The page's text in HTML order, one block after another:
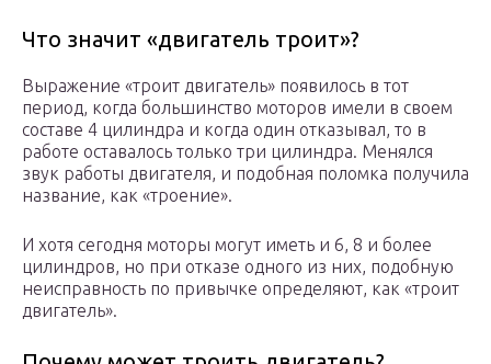
Что значит «двигатель троит»?
Выражение «троит двигатель» появилось в тот
период, когда большинство моторов имели в своем
составе 4 цилиндра и когда один отказывал, то в
работе оставалось только три цилиндра. Менялся
звук работы двигателя, и подобная поломка получила
название, как «троение».
И хотя сегодня моторы могут иметь и 6, 8 и более
цилиндров, но при отказе одного из них, подобную
неисправность по привычке определяют, как «троит
двигатель».